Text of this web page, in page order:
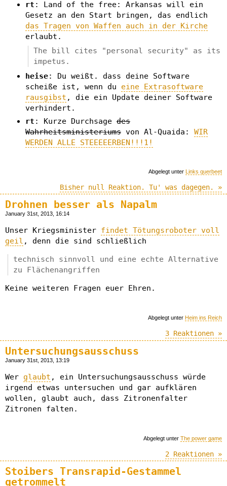
rt : Land of the free: Arkansas will ein
Gesetz an den Start bringen, das endlich
das Tragen von Waffen auch in der Kirche
erlaubt.
The bill cites "personal security" as its
impetus.
heise: Du weißt. dass deine Software
scheiße ist, wenn du eine Extrasoftware
rausgibst , die ein Update deiner Software
verhindert.
rt : Kurze Durchsage des
Wahrheitsministeriums von Al-Quaida: WIR
WERDEN ALLE STEEEEERBEN!!!1!
Abgelegt unter Links querbeet
Bisher null Reaktion. Tu' was dagegen. »
Drohnen besser als Napalm
January 31st, 2013, 16:14
Unser Kriegsminister findet Tötungsroboter voll
geil , denn die sind schließlich
technisch sinnvoll und eine echte Alternative
zu Flächenangriffen
Keine weiteren Fragen euer Ehren.
Abgelegt unter Heim ins Reich
3 Reaktionen »
Untersuchungsausschuss
January 31st, 2013, 13:19
Wer glaubt , ein Untersuchungsausschuss würde
irgend etwas untersuchen und gar aufklären
wollen, glaubt auch, dass Zitronenfalter
Zitronen falten.
Abgelegt unter The power game
2 Reaktionen »
Stoibers Transrapid-Gestammel
getrommelt